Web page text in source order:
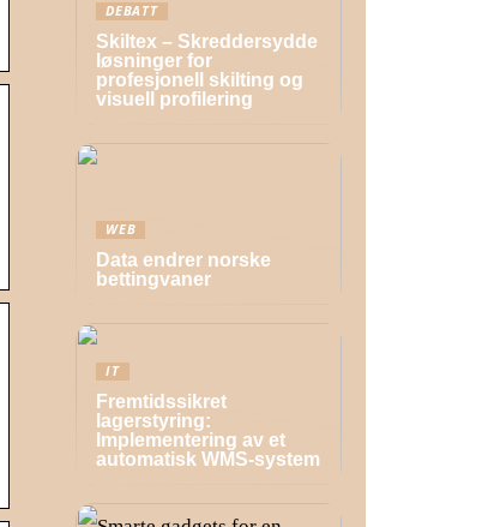
DEBATT
Skiltex – Skreddersydde
løsninger for
profesjonell skilting og
visuell profilering
WEB
Data endrer norske
bettingvaner
IT
Fremtidssikret
lagerstyring:
Implementering av et
automatisk WMS-system